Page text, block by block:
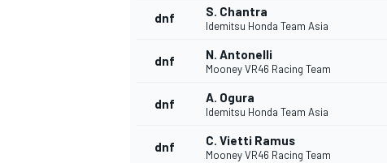
dnf S. Chantra
Idemitsu Honda Team Asia
dnf N. Antonelli
Mooney VR46 Racing Team
dnf A. Ogura
Idemitsu Honda Team Asia
dnf C. Vietti Ramus
Mooney VR46 Racing Team